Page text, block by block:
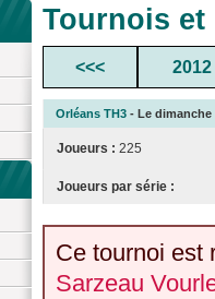
Tournois
<<< 2012
Orléans TH3 - Le dimanche
Joueurs : 225
Joueurs par série :
Ce tournoi est
Sarzeau